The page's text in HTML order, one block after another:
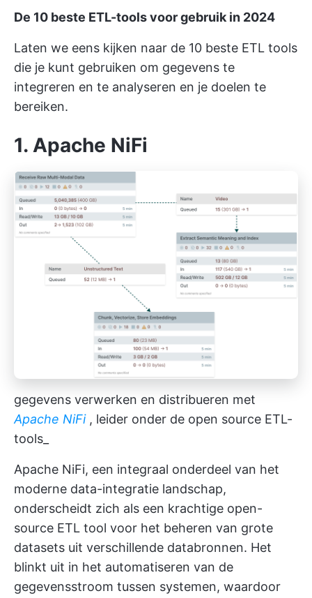
De 10 beste ETL-tools voor gebruik in 2024
Laten we eens kijken naar de 10 beste ETL tools
die je kunt gebruiken om gegevens te
integreren en te analyseren en je doelen te
bereiken.
1. Apache NiFi
gegevens verwerken en distribueren met
Apache NiFi , leider onder de open source ETL-
tools_
Apache NiFi, een integraal onderdeel van het
moderne data-integratie landschap,
onderscheidt zich als een krachtige open-
source ETL tool voor het beheren van grote
datasets uit verschillende databronnen. Het
blinkt uit in het automatiseren van de
gegevensstroom tussen systemen, waardoor